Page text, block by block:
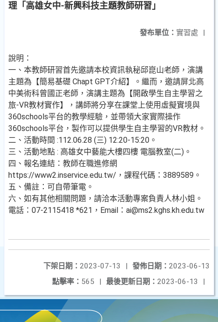
理「高雄女中-新興科技主題教師研習」
發布單位： 實習處 |
說明：
一、本教師研習首先邀請本校資訊執秘邱崑山老師，演講
主題為【簡易基礎 Chapt GPT介紹】。繼而，邀請屏北高
中美術科曾國正老師，演講主題為【開啟學生自主學習之
旅-VR教材實作】，講師將分享在課堂上使用虛擬實境與
360schools平台的教學經驗，並帶領大家實際操作
360schools平台，製作可以提供學生自主學習的VR教材。
二、活動時間 :112.06.28 (三) 12:20-15:20。
三、活動地點 : 高雄女中藝能大樓四樓 電腦教室(二)。
四、報名連結：教師在職進修網
https://www2.inservice.edu.tw/，課程代碼：3889589。
五、備註：可自帶筆電。
六、如有其他相關問題，請洽本活動專案負責人林小姐。
電話：07-2115418 *621，Email：ai@ms2.kghs.kh.edu.tw
發佈日期： 2023-06-13
下架日期： 2023-07-13
|
最後更新日期： 2023-06-13 |
點擊率： 565 |